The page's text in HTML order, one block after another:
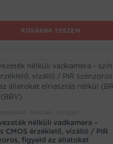
KOSÁRBA TESZEM
nélküli vadkamera –
CMOS érzéklelő, vízálló / PIR
figyeld az állatokat